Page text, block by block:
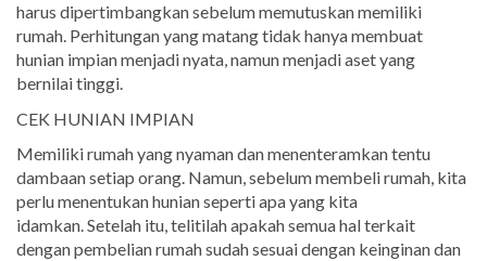
harus dipertimbangkan sebelum memutuskan memiliki
rumah. Perhitungan yang matang tidak hanya membuat
hunian impian menjadi nyata, namun menjadi aset yang
bernilai tinggi.
CEK HUNIAN IMPIAN
Memiliki rumah yang nyaman dan menenteramkan tentu
dambaan setiap orang. Namun, sebelum membeli rumah, kita
perlu menentukan hunian seperti apa yang kita
idamkan. Setelah itu, telitilah apakah semua hal terkait
dengan pembelian rumah sudah sesuai dengan keinginan dan